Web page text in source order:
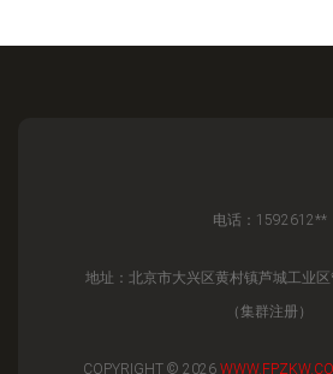
电话：1592612**
地址：北京市大兴区黄村镇芦城工业
（集群注册）
COPYRIGHT © 2026